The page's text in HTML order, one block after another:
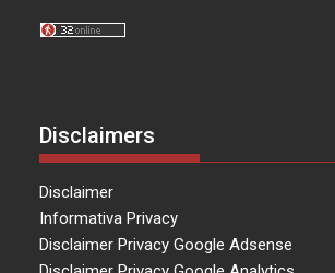
Disclaimers
Disclaimer
Informativa Privacy
Disclaimer Privacy Google Adsense